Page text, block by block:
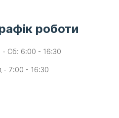
роботи
- Сб: 6:00 - 16:30
- 7:00 - 16:30